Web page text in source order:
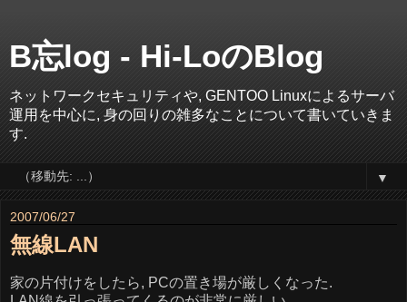
B忘log - Hi-LoのBlog
ネットワークセキュリティや, GENTOO Linuxによるサーバ
運用を中心に, 身の回りの雑多なことについて書いていきま
す.
▼
2007/06/27
無線LAN
家の片付けをしたら, PCの置き場が厳しくなった.